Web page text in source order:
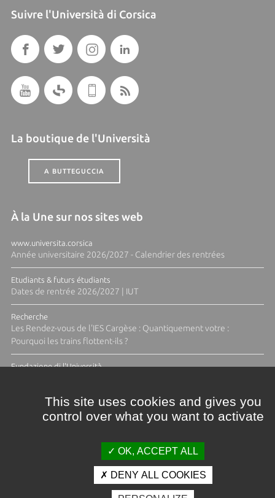
Suivre l'Università di Corsica
La boutique de l'Università
A BUTTEGUCCIA
À la Une sur nos sites web
www.universita.corsica
Année universitaire 2026/2027 - Calendrier des rentrées
Etudiants & futurs étudiants
Dates de rentrée 2026/2027 | IUT
Recherche
Les Rendez-vous de l'IES Cargèse : Quantiquement votre :
Pourquoi les trains flottent-ils ?
Fundazione di l'Università
Crédits et mentions légales
This site uses cookies and gives you
control over what you want to activate
OK, ACCEPT ALL
DENY ALL COOKIES